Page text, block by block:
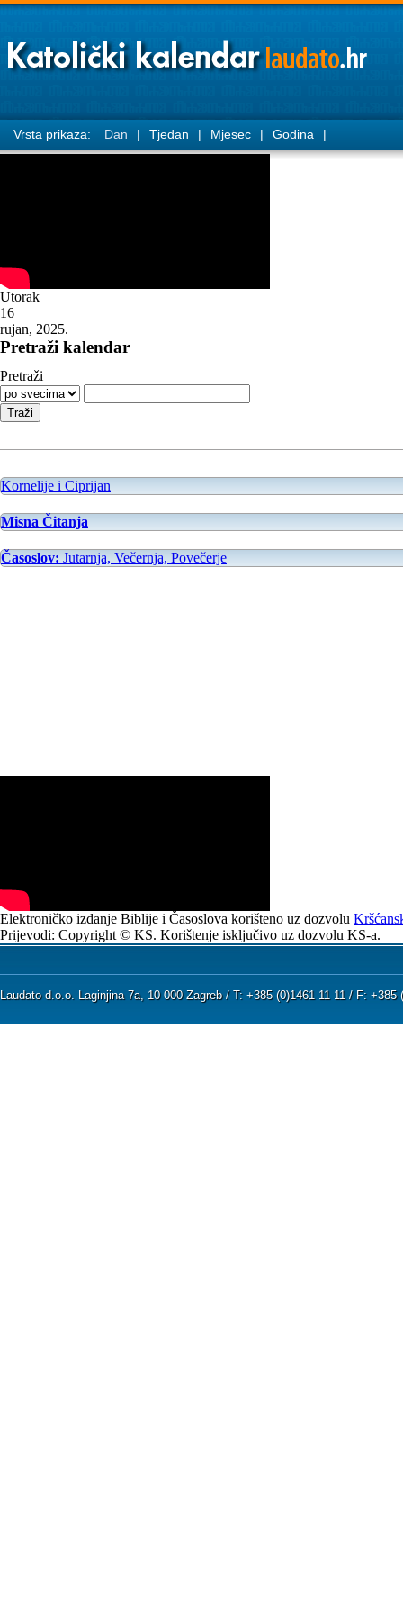
Vrsta prikaza: Dan | Tjedan | Mjesec | Godina |
Utorak
16
rujan, 2025.
Pretraži kalendar
Pretraži
Kornelije i Ciprijan
Misna Čitanja
Časoslov: Jutarnja, Večernja, Povečerje
Elektroničko izdanje Biblije i Časoslova korišteno uz dozvolu
Prijevodi: Copyright © KS. Korištenje isključivo uz dozvolu KS-a.
Laudato d.o.o. Laginjina 7a, 10 000 Zagreb / T: +385 (0)1461 11 11 / F: